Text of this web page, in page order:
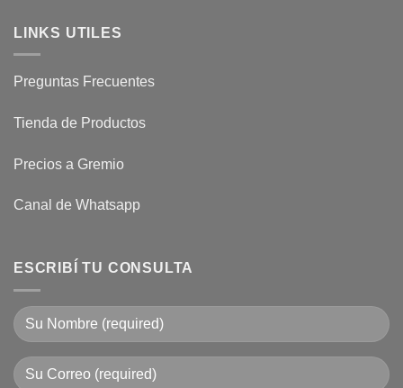
LINKS UTILES
Preguntas Frecuentes
Tienda de Productos
Precios a Gremio
Canal de Whatsapp
ESCRIBÍ TU CONSULTA